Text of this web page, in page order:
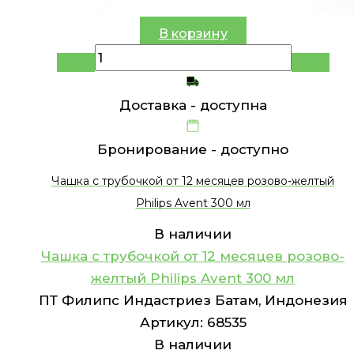
В корзину
Доставка - доступна
Бронирование - доступно
Чашка c трубочкой от 12 месяцев розово-желтый
Philips Avent 300 мл
В наличии
Чашка c трубочкой от 12 месяцев розово-
желтый Philips Avent 300 мл
ПТ Филипс Индастриез Батам, Индонезия
Артикул: 68535
В наличии